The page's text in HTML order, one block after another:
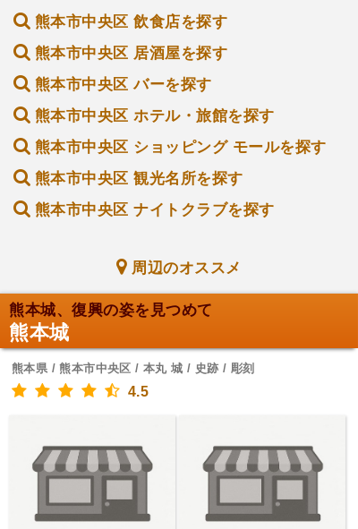
熊本市中央区 飲食店を探す
熊本市中央区 居酒屋を探す
熊本市中央区 バーを探す
熊本市中央区 ホテル・旅館を探す
熊本市中央区 ショッピング モールを探す
熊本市中央区 観光名所を探す
熊本市中央区 ナイトクラブを探す
周辺のオススメ
熊本城、復興の姿を見つめて
熊本城
熊本県 / 熊本市中央区 / 本丸 城 / 史跡 / 彫刻
4.5